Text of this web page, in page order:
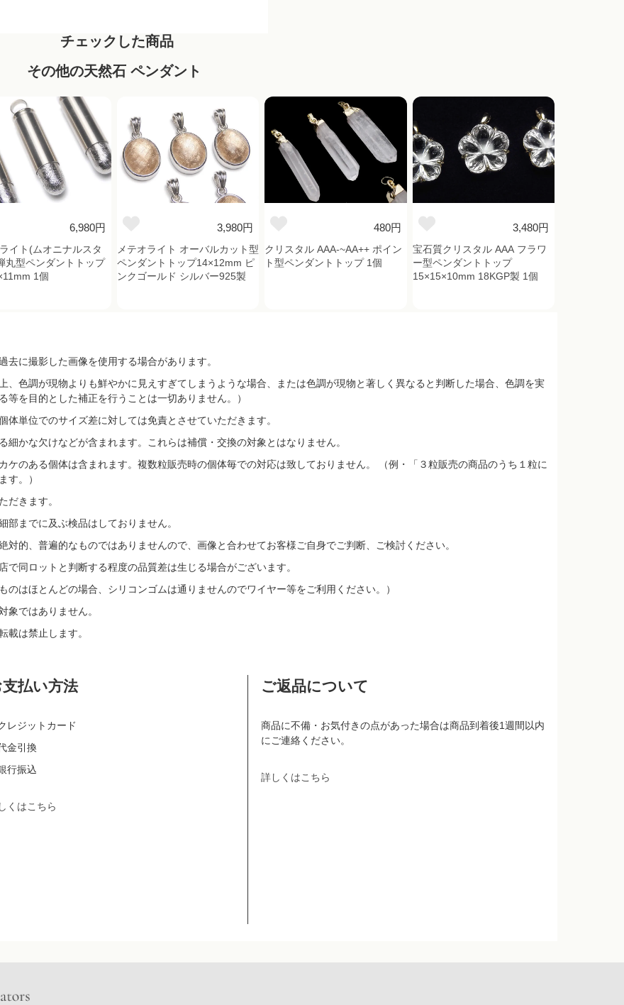
チェックした商品
その他の天然石 ペンダント
6,980円
イト(ムオニナルスタ
丸型ペンダントトップ
1個
3,980円
メテオライト オーバルカット型
ペンダントトップ14×12mm ピ
ンクゴールド シルバー925製
480円
クリスタル AAA-~AA++ ポイン
ト型ペンダントトップ 1個
3,480円
宝石質クリスタル AAA フラワ
ー型ペンダントトップ
15×15×10mm 18KGP製 1個
に撮影した画像を使用する場合があります。
色調が現物よりも鮮やかに見えすぎてしまうような場合、または色調が現物と著しく異なると判断した場合、色調を実
を目的とした補正を行うことは一切ありません。）
単位でのサイズ差に対しては免責とさせていただきます。
かな欠けなどが含まれます。これらは補償・交換の対象とはなりません。
のある個体は含まれます。複数粒販売時の個体毎での対応は致しておりません。 （例・「３粒販売の商品のうち１粒に
す。）
だきます。
までに及ぶ検品はしておりません。
的、普遍的なものではありませんので、画像と合わせてお客様ご自身でご判断、ご検討ください。
同ロットと判断する程度の品質差は生じる場合がございます。
はほとんどの場合、シリコンゴムは通りませんのでワイヤー等をご利用ください。）
象ではありません。
載は禁止します。
支払い方法
レジットカード
金引換
行振込
くはこちら
ご返品について
商品に不備・お気付きの点があった場合は商品到着後1週間以内
にご連絡ください。
詳しくはこちら